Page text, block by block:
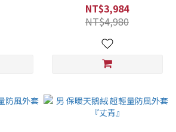
NT$3,984
NT$4,980